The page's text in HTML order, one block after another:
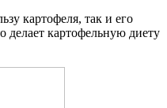
картофеля, так и его
делает картофельную диету